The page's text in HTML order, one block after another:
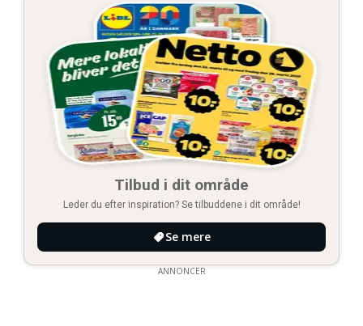
Tilbud i dit område
Leder du efter inspiration? Se tilbuddene i dit område!
Se mere
ANNONCER